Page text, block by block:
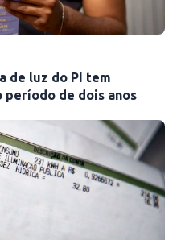
de luz do PI tem
período de dois anos